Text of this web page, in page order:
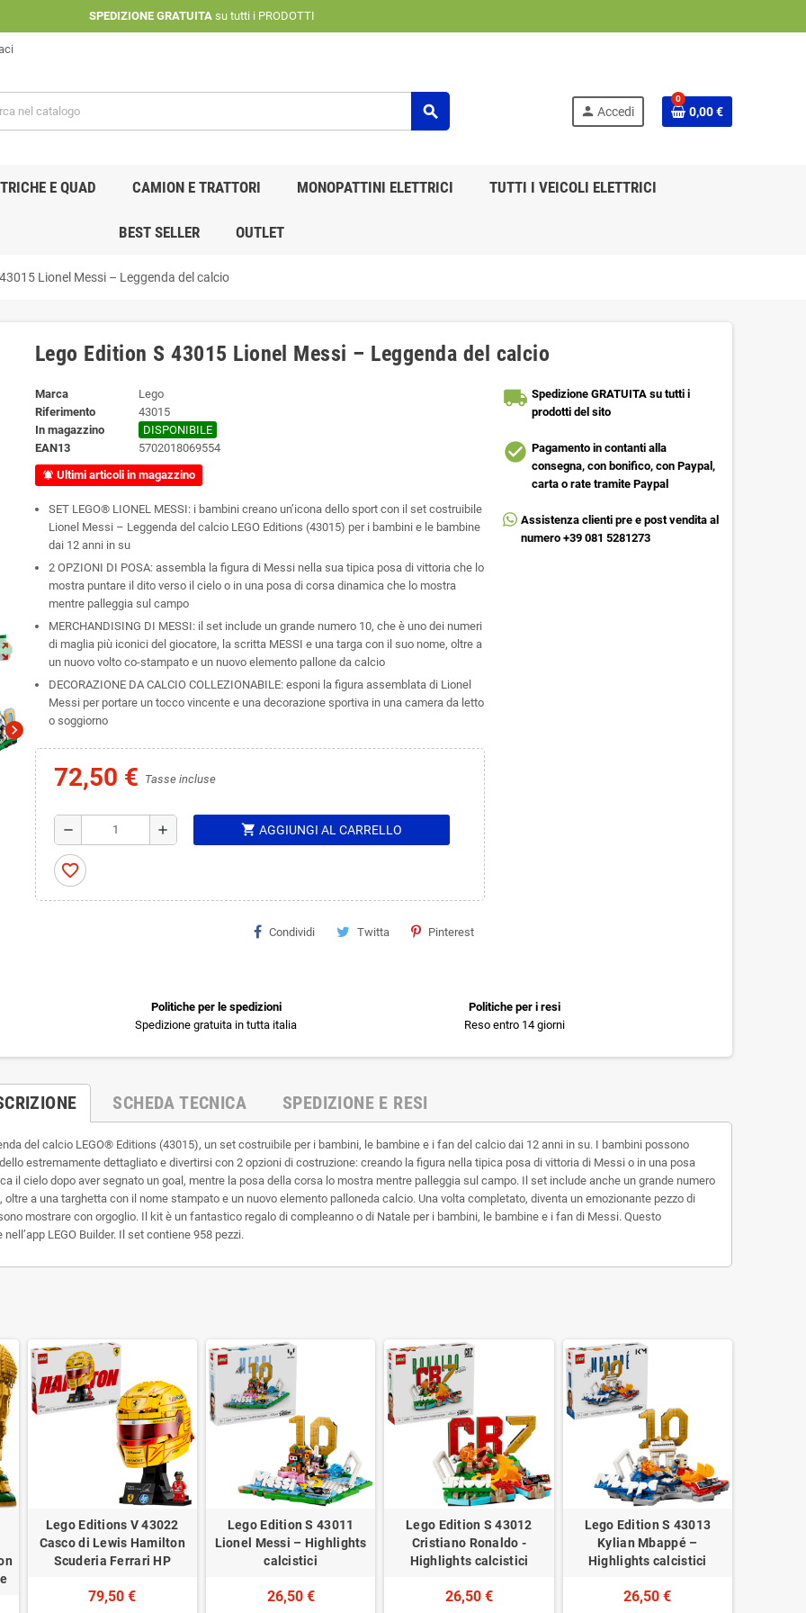
SPEDIZIONE GRATUITAsu tutti i PRODOTTI
search person Accedi
0
0,00 €
E QUAD CAMION E TRATTORI MONOPATTINI ELETTRICI TUTTI I VEICOLI ELETTRICI
BEST SELLER OUTLET
Lionel Messi – Leggenda del calcio
chevron_right
Lego Edition S 43015 Lionel Messi – Leggenda del calcio
Marca
Lego
Riferimento
43015
In magazzino
DISPONIBILE
EAN13
5702018069554
notifications_active Ultimi articoli in magazzino
SET LEGO® LIONEL MESSI: i bambini creano un’icona dello sport con il set costruibile
Lionel Messi – Leggenda del calcio LEGO Editions (43015) per i bambini e le bambine
dai 12 anni in su
2 OPZIONI DI POSA: assembla la figura di Messi nella sua tipica posa di vittoria che lo
mostra puntare il dito verso il cielo o in una posa di corsa dinamica che lo mostra
mentre palleggia sul campo
MERCHANDISING DI MESSI: il set include un grande numero 10, che è uno dei numeri
di maglia più iconici del giocatore, la scritta MESSI e una targa con il suo nome, oltre a
un nuovo volto co-stampato e un nuovo elemento pallone da calcio
DECORAZIONE DA CALCIO COLLEZIONABILE: esponi la figura assemblata di Lionel
Messi per portare un tocco vincente e una decorazione sportiva in una camera da letto
o soggiorno
72,50 € Tasse incluse
remove add shopping_cart AGGIUNGI AL CARRELLO
favorite_border
Condividi Twitta Pinterest
local_shipping Spedizione GRATUITA su tutti i
prodotti del sito
check_circle Pagamento in contanti alla
consegna, con bonifico, con Paypal,
carta o rate tramite Paypal
Assistenza clienti pre e post vendita al
numero +39 081 5281273
Politiche per le spedizioni
Spedizione gratuita in tutta italia
Politiche per i resi
Reso entro 14 giorni
SCHEDA TECNICA SPEDIZIONE E RESI
del calcio LEGO® Editions (43015), un set costruibile per i bambini, le bambine e i fan del calcio dai 12 anni in su. I bambini possono
estremamente dettagliato e divertirsi con 2 opzioni di costruzione: creando la figura nella tipica posa di vittoria di Messi o in una posa
il cielo dopo aver segnato un goal, mentre la posa della corsa lo mostra mentre palleggia sul campo. Il set include anche un grande numero
a una targhetta con il nome stampato e un nuovo elemento palloneda calcio. Una volta completato, diventa un emozionante pezzo di
mostrare con orgoglio. Il kit è un fantastico regalo di compleanno o di Natale per i bambini, le bambine e i fan di Messi. Questo
LEGO Builder. Il set contiene 958 pezzi.
Lego Editions V 43022
Casco di Lewis Hamilton
Scuderia Ferrari HP
79,50 €
Lego Edition S 43011
Lionel Messi – Highlights
calcistici
26,50 €
Lego Edition S 43012
Cristiano Ronaldo -
Highlights calcistici
26,50 €
Lego Edition S 43013
Kylian Mbappé –
Highlights calcistici
26,50 €